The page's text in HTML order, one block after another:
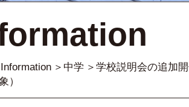
Information 中学
学校説明会の追加
）